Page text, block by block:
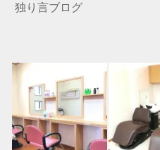
独り言ブログ